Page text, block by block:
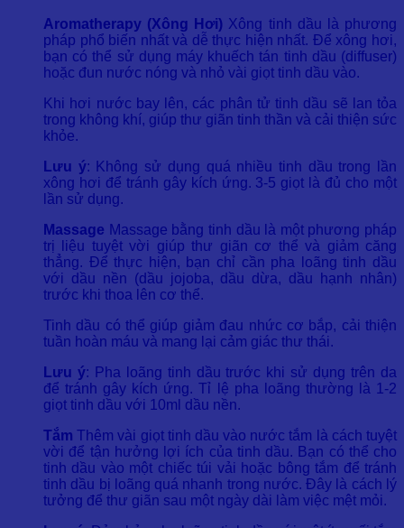
Aromatherapy (Xông Hơi) Xông tinh dầu là phương
pháp phổ biến nhất và dễ thực hiện nhất. Để xông hơi,
bạn có thể sử dụng máy khuếch tán tinh dầu (diffuser)
hoặc đun nước nóng và nhỏ vài giọt tinh dầu vào.
Khi hơi nước bay lên, các phân tử tinh dầu sẽ lan tỏa
trong không khí, giúp thư giãn tinh thần và cải thiện sức
khỏe.
Lưu ý: Không sử dụng quá nhiều tinh dầu trong lần
xông hơi để tránh gây kích ứng. 3-5 giọt là đủ cho một
lần sử dụng.
Massage Massage bằng tinh dầu là một phương pháp
trị liệu tuyệt vời giúp thư giãn cơ thể và giảm căng
thẳng. Để thực hiện, bạn chỉ cần pha loãng tinh dầu
với dầu nền (dầu jojoba, dầu dừa, dầu hạnh nhân)
trước khi thoa lên cơ thể.
Tinh dầu có thể giúp giảm đau nhức cơ bắp, cải thiện
tuần hoàn máu và mang lại cảm giác thư thái.
Lưu ý: Pha loãng tinh dầu trước khi sử dụng trên da
để tránh gây kích ứng. Tỉ lệ pha loãng thường là 1-2
giọt tinh dầu với 10ml dầu nền.
Tắm Thêm vài giọt tinh dầu vào nước tắm là cách tuyệt
vời để tận hưởng lợi ích của tinh dầu. Bạn có thể cho
tinh dầu vào một chiếc túi vải hoặc bông tắm để tránh
tinh dầu bị loãng quá nhanh trong nước. Đây là cách lý
tưởng để thư giãn sau một ngày dài làm việc mệt mỏi.